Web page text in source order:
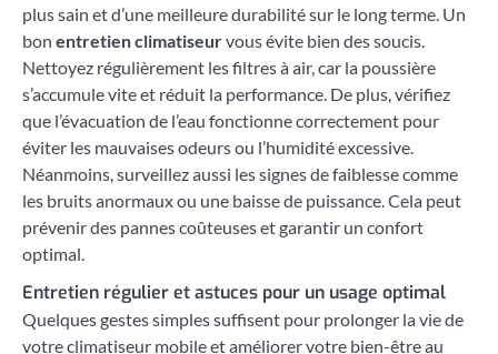
plus sain et d’une meilleure durabilité sur le long terme. Un
bon entretien climatiseurvous évite bien des soucis.
Nettoyez régulièrement les filtres à air, car la poussière
s’accumule vite et réduit la performance. De plus, vérifiez
que l’évacuation de l’eau fonctionne correctement pour
éviter les mauvaises odeurs ou l’humidité excessive.
Néanmoins, surveillez aussi les signes de faiblesse comme
les bruits anormaux ou une baisse de puissance. Cela peut
prévenir des pannes coûteuses et garantir un confort
optimal.
Entretien régulier et astuces pour un usage optimal
Quelques gestes simples suffisent pour prolonger la vie de
votre climatiseur mobile et améliorer votre bien-être au